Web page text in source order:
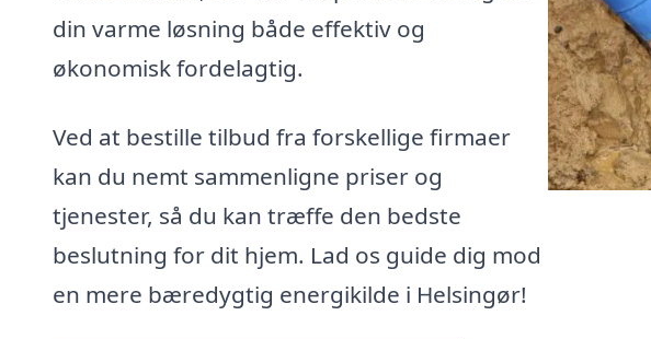
din varme løsning både effektiv og
økonomisk fordelagtig.
Ved at bestille tilbud fra forskellige firmaer
kan du nemt sammenligne priser og
tjenester, så du kan træffe den bedste
beslutning for dit hjem. Lad os guide dig mod
en mere bæredygtig energikilde i Helsingør!